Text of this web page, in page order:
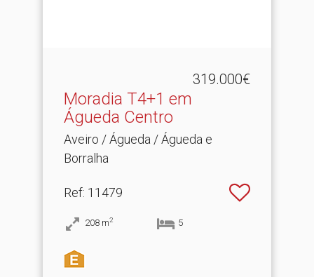
319.000€
Moradia T4+1 em
Águeda Centro
Aveiro / Águeda / Águeda e
Borralha
Ref: 11479
208 m2 5